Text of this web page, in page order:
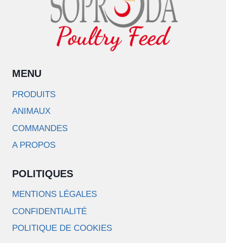
MENU
PRODUITS
ANIMAUX
COMMANDES
A PROPOS
POLITIQUES
MENTIONS LÉGALES
CONFIDENTIALITÉ
POLITIQUE DE COOKIES